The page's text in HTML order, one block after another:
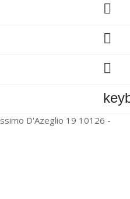



D'Azeglio 19 10126 -